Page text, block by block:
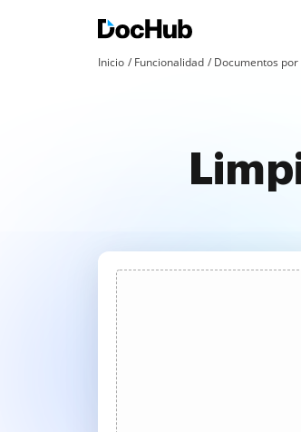
Inicio Funcionalidad Documentos